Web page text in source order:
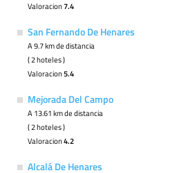
Valoracion7.4
San Fernando De Henares
A 9.7 km de distancia
( 2 hoteles )
Valoracion5.4
Mejorada Del Campo
A 13.61 km de distancia
( 2 hoteles )
Valoracion4.2
Alcalá De Henares